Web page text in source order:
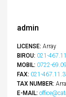
admin
LICENSE: Array
BIROU: 021-
MOBIL: 0722-
FAX: 021-
TAX NUMBER:
E-MAIL: